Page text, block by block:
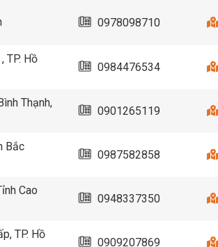
0978098710
TP. Hồ
0984476534
Thạnh,
0901265119
Bắc
0987582858
Cao
0948337350
TP. Hồ
0909207869